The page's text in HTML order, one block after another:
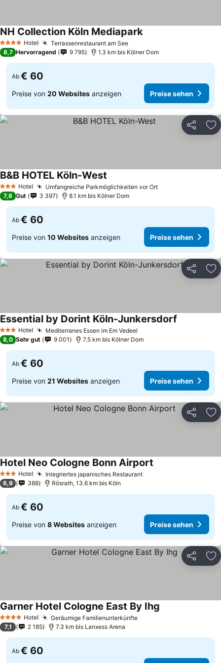
4 Sterne Hotel Terrassenrestaurant am SeePreise sehen
NH Collection Köln MediaparkPreise sehen
8,7 Hervorragend 9 795 1.3 km bis Kölner Dom
Ab € 60
Preise von 20 Websites anzeigen Preise sehen
Teilen
3 SterneHotel Umfangreiche Parkmöglichkeiten vor OrtPreise sehen
B&B HOTEL Köln-West
7,8 Gut 3 397 8.1 km bis Kölner Dom
Ab € 60
Preise von 10 Websites anzeigen Preise sehen
Teilen
3 SterneHotel Mediterranes Essen im Em Vedeel
Essential by Dorint Köln-Junkersdorf
8,0 Sehr gut 9 001 7.5 km bis Kölner Dom
Ab € 60
Preise von 21 Websites anzeigen Preise sehen
Teilen
3 SterneHotel Integriertes japanisches RestaurantPreise sehen
Hotel Neo Cologne Bonn Airport
6,9 388 Rösrath, 13.6 km bis Köln
Ab € 60
Preise von 8 Websites anzeigen Preise sehen
Teilen
4 Sterne Hotel Geräumige FamilienunterkünftePreise sehen
Garner Hotel Cologne East By Ihg
7,1 2 185 7.3 km bis Lanxess Arena
Ab € 60